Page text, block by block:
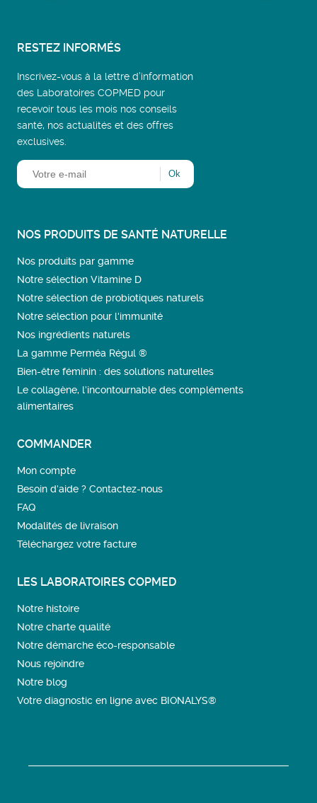
RESTEZ INFORMÉS
Inscrivez-vous à la lettre d’information
des Laboratoires COPMED pour
recevoir tous les mois nos conseils
santé, nos actualités et des offres
exclusives.
NOS PRODUITS DE SANTÉ NATURELLE
Nos produits par gamme
Notre sélection Vitamine D
Notre sélection de probiotiques naturels
Notre sélection pour l'immunité
Nos ingrédients naturels
La gamme Perméa Régul ®
Bien-être féminin : des solutions naturelles
Le collagène, l’incontournable des compléments
alimentaires
COMMANDER
Mon compte
Besoin d’aide ? Contactez-nous
FAQ
Modalités de livraison
Téléchargez votre facture
LES LABORATOIRES COPMED
Notre histoire
Notre charte qualité
Notre démarche éco-responsable
Nous rejoindre
Notre blog
Votre diagnostic en ligne avec BIONALYS®